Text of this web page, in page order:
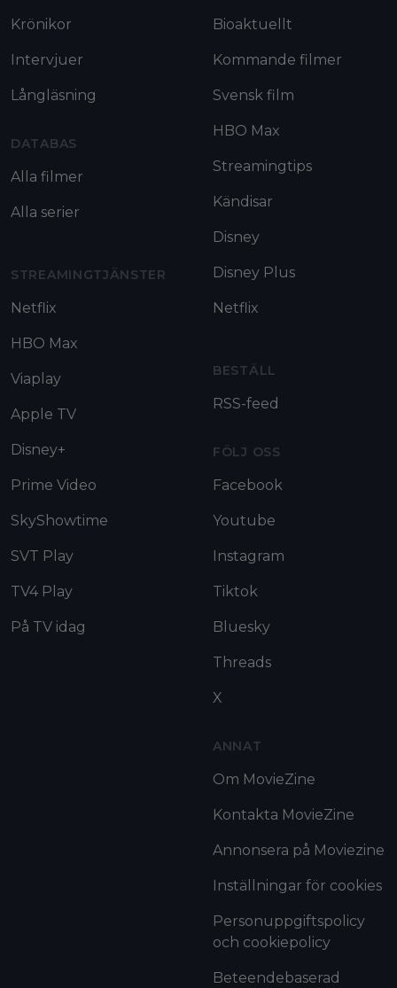
Krönikor
Intervjuer
Långläsning
DATABAS
Alla filmer
Alla serier
STREAMINGTJÄNSTER
Netflix
HBO Max
Viaplay
Apple TV
Disney+
Prime Video
SkyShowtime
SVT Play
TV4 Play
På TV idag
Bioaktuellt
Kommande filmer
Svensk film
HBO Max
Streamingtips
Kändisar
Disney
Disney Plus
Netflix
BESTÄLL
RSS-feed
FÖLJ OSS
Facebook
Youtube
Instagram
Tiktok
Bluesky
Threads
X
ANNAT
Om MovieZine
Kontakta MovieZine
Annonsera på Moviezine
Inställningar för cookies
Personuppgiftspolicy
och cookiepolicy
Beteendebaserad